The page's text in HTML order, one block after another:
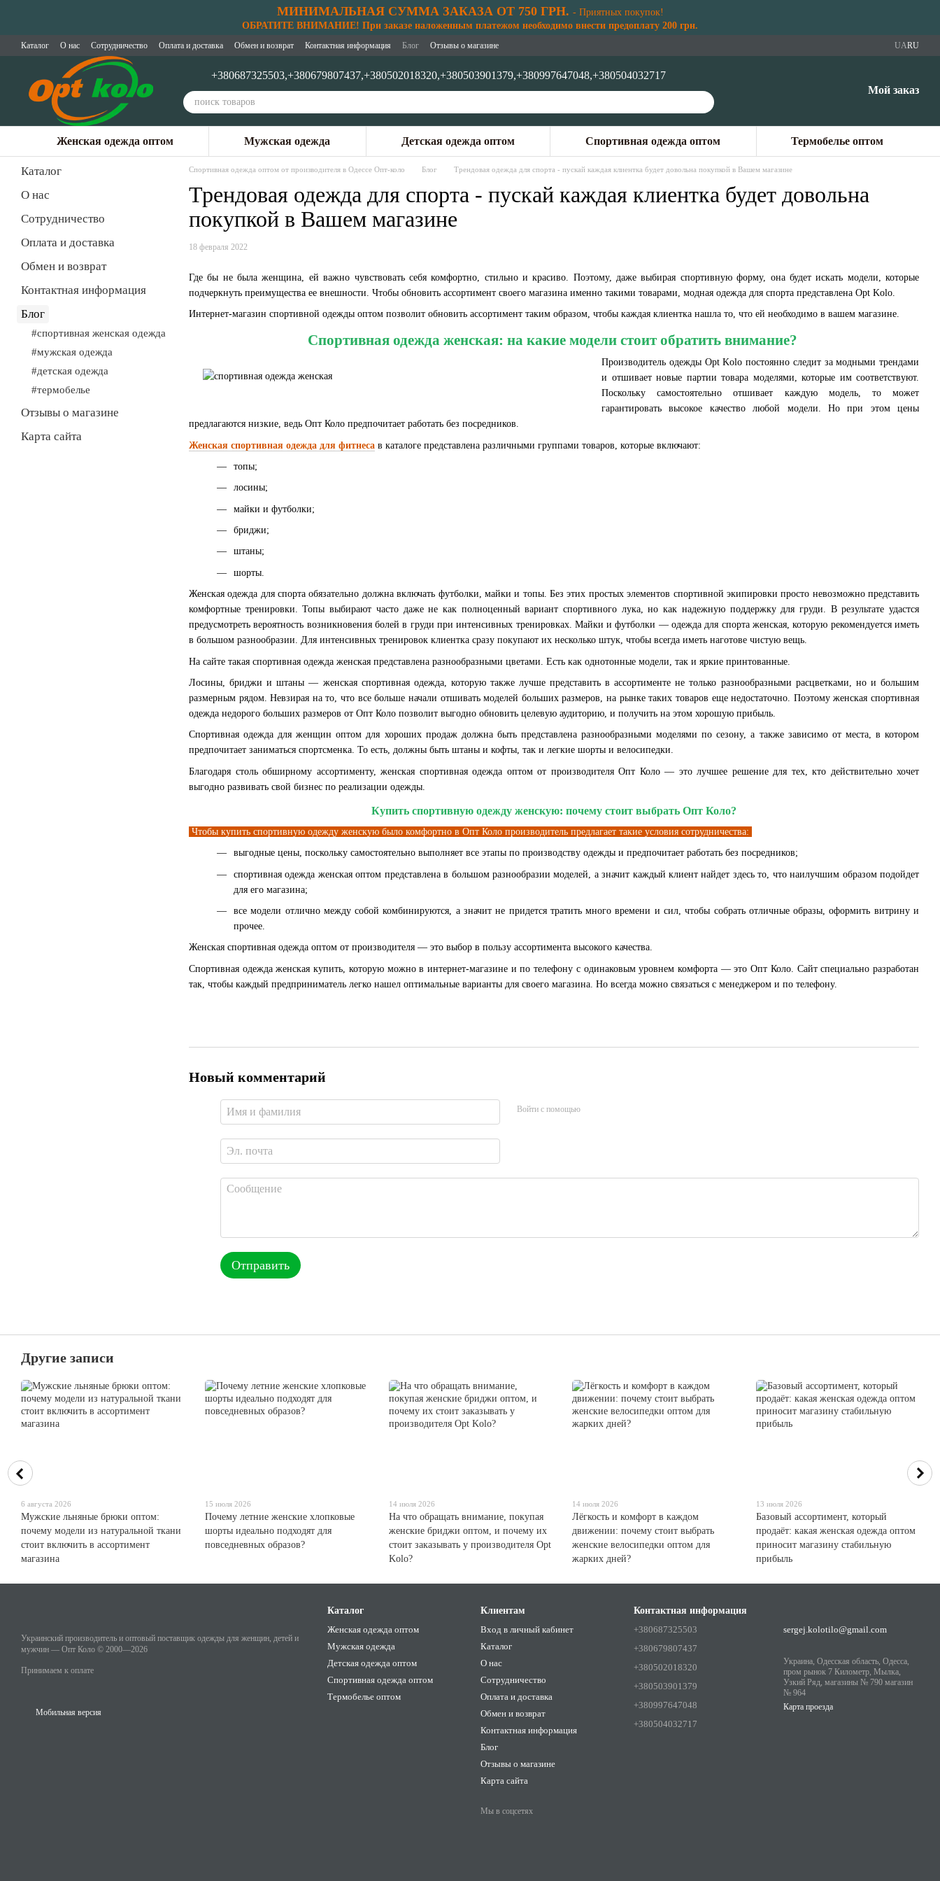
МИНИМАЛЬНАЯ СУММА ЗАКАЗА ОТ 750 ГРН. - Приятных покупок!
ОБРАТИТЕ ВНИМАНИЕ! При заказе наложенным платежом необходимо внести предоплату 200 грн.
Каталог О нас Сотрудничество Оплата и доставка Обмен и возврат Контактная информация Блог Отзывы о магазине UARU
+380687325503,+380679807437,+380502018320,+380503901379,+380997647048,+380504032717
Мой заказ
Женская одежда оптом Мужская одежда Детская одежда оптом Спортивная одежда оптом Термобелье оптом
Спортивная одежда оптом от производителя в Одессе Опт-коло Блог Трендовая одежда для спорта - пускай каждая клиентка будет довольна покупкой в Вашем магазине
Трендовая одежда для спорта - пускай каждая клиентка будет довольна
покупкой в Вашем магазине
18 февраля 2022
Где бы не была женщина, ей важно чувствовать себя комфортно, стильно и красиво. Поэтому, даже выбирая спортивную форму, она будет искать модели, которые
подчеркнуть преимущества ее внешности. Чтобы обновить ассортимент своего магазина именно такими товарами, модная одежда для спорта представлена Opt Kolo.
Интернет-магазин спортивной одежды оптом позволит обновить ассортимент таким образом, чтобы каждая клиентка нашла то, что ей необходимо в вашем магазине.
Спортивная одежда женская: на какие модели стоит обратить внимание?
Производитель одежды Opt Kolo постоянно следит за модными трендами
и отшивает новые партии товара моделями, которые им соответствуют.
Поскольку самостоятельно отшивает каждую модель, то может
гарантировать высокое качество любой модели. Но при этом цены
предлагаются низкие, ведь Опт Коло предпочитает работать без посредников.
Женская спортивная одежда для фитнеса в каталоге представлена различными группами товаров, которые включают:
топы;
лосины;
майки и футболки;
бриджи;
штаны;
шорты.
Женская одежда для спорта обязательно должна включать футболки, майки и топы. Без этих простых элементов спортивной экипировки просто невозможно представить
комфортные тренировки. Топы выбирают часто даже не как полноценный вариант спортивного лука, но как надежную поддержку для груди. В результате удастся
предусмотреть вероятность возникновения болей в груди при интенсивных тренировках. Майки и футболки — одежда для спорта женская, которую рекомендуется иметь
в большом разнообразии. Для интенсивных тренировок клиентка сразу покупают их несколько штук, чтобы всегда иметь наготове чистую вещь.
На сайте такая спортивная одежда женская представлена разнообразными цветами. Есть как однотонные модели, так и яркие принтованные.
Лосины, бриджи и штаны — женская спортивная одежда, которую также лучше представить в ассортименте не только разнообразными расцветками, но и большим
размерным рядом. Невзирая на то, что все больше начали отшивать моделей больших размеров, на рынке таких товаров еще недостаточно. Поэтому женская спортивная
одежда недорого больших размеров от Опт Коло позволит выгодно обновить целевую аудиторию, и получить на этом хорошую прибыль.
Спортивная одежда для женщин оптом для хороших продаж должна быть представлена разнообразными моделями по сезону, а также зависимо от места, в котором
предпочитает заниматься спортсменка. То есть, должны быть штаны и кофты, так и легкие шорты и велосипедки.
Благодаря столь обширному ассортименту, женская спортивная одежда оптом от производителя Опт Коло — это лучшее решение для тех, кто действительно хочет
выгодно развивать свой бизнес по реализации одежды.
Купить спортивную одежду женскую: почему стоит выбрать Опт Коло?
Чтобы купить спортивную одежду женскую было комфортно в Опт Коло производитель предлагает такие условия сотрудничества:
выгодные цены, поскольку самостоятельно выполняет все этапы по производству одежды и предпочитает работать без посредников;
спортивная одежда женская оптом представлена в большом разнообразии моделей, а значит каждый клиент найдет здесь то, что наилучшим образом подойдет
для его магазина;
все модели отлично между собой комбинируются, а значит не придется тратить много времени и сил, чтобы собрать отличные образы, оформить витрину и
прочее.
Женская спортивная одежда оптом от производителя — это выбор в пользу ассортимента высокого качества.
Спортивная одежда женская купить, которую можно в интернет-магазине и по телефону с одинаковым уровнем комфорта — это Опт Коло. Сайт специально разработан
так, чтобы каждый предприниматель легко нашел оптимальные варианты для своего магазина. Но всегда можно связаться с менеджером и по телефону.
Новый комментарий
Войти с помощью
Отправить
Каталог
О нас
Сотрудничество
Оплата и доставка
Обмен и возврат
Контактная информация
Блог
#спортивная женская одежда
#мужская одежда
#детская одежда
#термобелье
Отзывы о магазине
Карта сайта
Другие записи
6 августа 2026
Мужские льняные брюки оптом:
почему модели из натуральной ткани
стоит включить в ассортимент
магазина
15 июля 2026
Почему летние женские хлопковые
шорты идеально подходят для
повседневных образов?
14 июля 2026
На что обращать внимание, покупая
женские бриджи оптом, и почему их
стоит заказывать у производителя Opt
Kolo?
14 июля 2026
Лёгкость и комфорт в каждом
движении: почему стоит выбрать
женские велосипедки оптом для
жарких дней?
13 июля 2026
Базовый ассортимент, который
продаёт: какая женская одежда оптом
приносит магазину стабильную
прибыль
Украинский производитель и оптовый поставщик одежды для женщин, детей и
мужчин — Опт Коло © 2000—2026
Принимаем к оплате
Мобильная версия
Каталог
Женская одежда оптом
Мужская одежда
Детская одежда оптом
Спортивная одежда оптом
Термобелье оптом
Клиентам
Вход в личный кабинет
Каталог
О нас
Сотрудничество
Оплата и доставка
Обмен и возврат
Контактная информация
Блог
Отзывы о магазине
Карта сайта
Мы в соцсетях
Контактная информация
+380687325503
+380679807437
+380502018320
+380503901379
+380997647048
+380504032717
sergej.kolotilo@gmail.com
Украина, Одесская область, Одесса,
пром рынок 7 Километр, Мылка,
Узкий Ряд, магазины № 790 магазин
№ 964
Карта проезда